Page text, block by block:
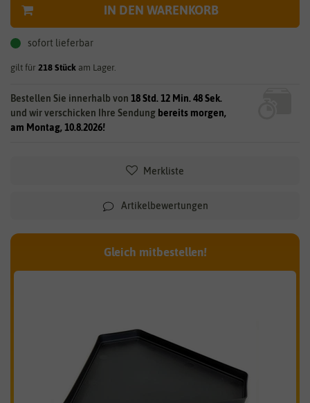
IN DEN WARENKORB
sofort lieferbar
gilt für 218 Stück am Lager.
Bestellen Sie innerhalb von 18 Std. 12 Min. 47 Sek.
und wir verschicken Ihre Sendung bereits morgen,
am Montag, 10.8.2026!
Merkliste
Artikelbewertungen
Gleich mitbestellen!